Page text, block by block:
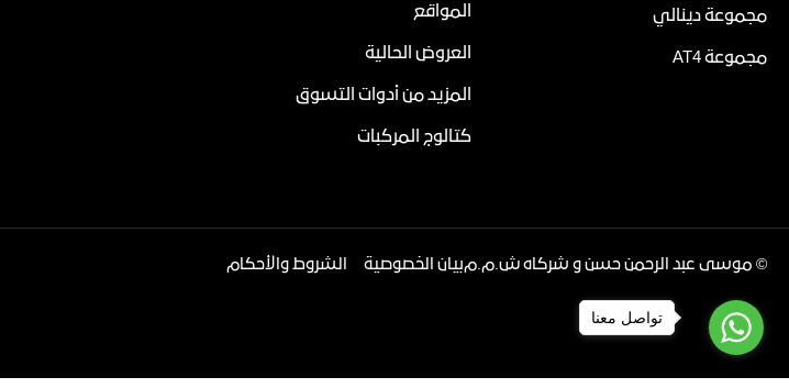
مجموعة دينالي
مجموعة AT4
المواقع
العروض الحالية
المزيد من أدوات التسوق
كتالوج المركبات
© موسى عبد الرحمن حسن و شركاه ش.م.مبيان الخصوصية الشروط والأحكام
تواصل معنا